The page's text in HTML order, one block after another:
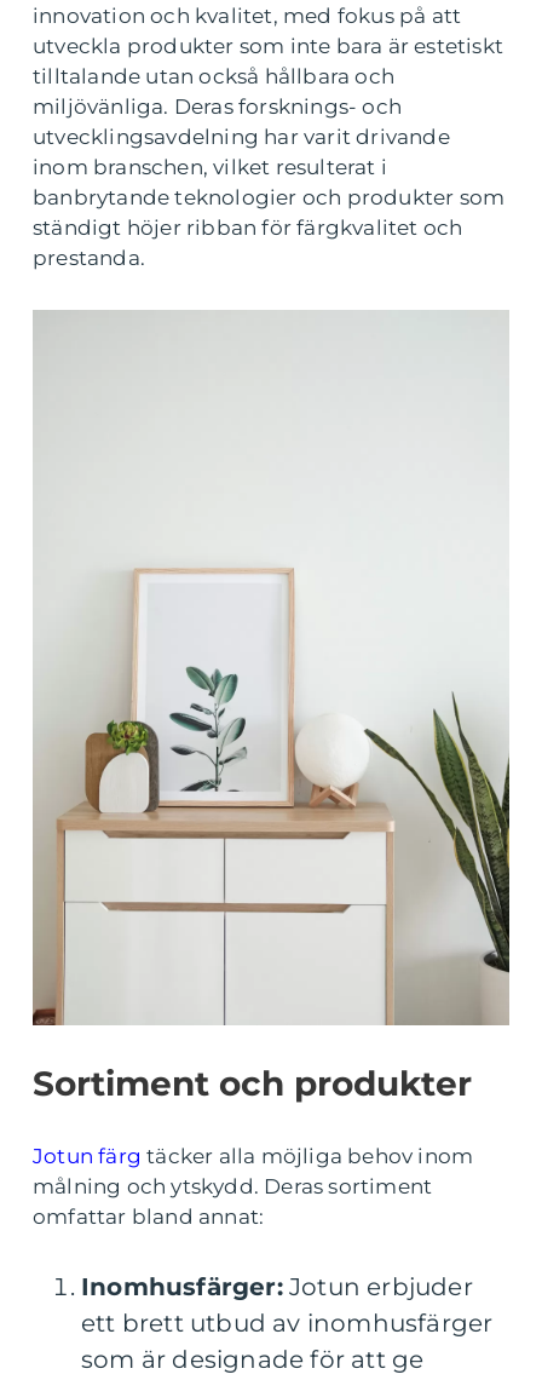
innovation och kvalitet, med fokus på att
utveckla produkter som inte bara är estetiskt
tilltalande utan också hållbara och
miljövänliga. Deras forsknings- och
utvecklingsavdelning har varit drivande
inom branschen, vilket resulterat i
banbrytande teknologier och produkter som
ständigt höjer ribban för färgkvalitet och
prestanda.
Sortiment och produkter
Jotun färg täcker alla möjliga behov inom
målning och ytskydd. Deras sortiment
omfattar bland annat:
Inomhusfärger:Jotun erbjuder
ett brett utbud av inomhusfärger
som är designade för att ge